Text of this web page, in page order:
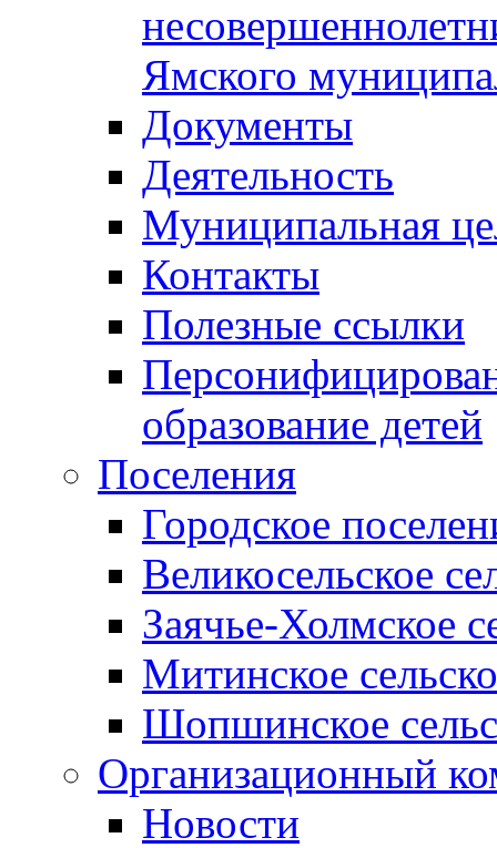
Ямского
Документы
Деятельность
Муниципальная
Контакты
Полезные ссылки
образование детей
Поселения
Городское
Великосельское
Заячье-Холмское
Митинское
Шопшинское
Организационный
Новости